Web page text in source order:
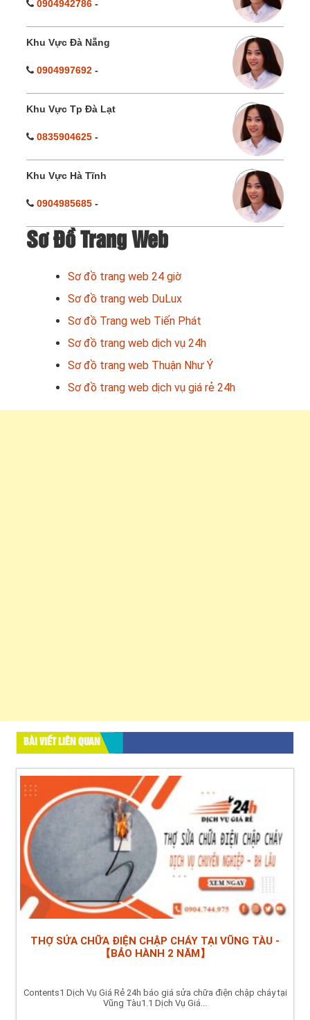
0904942786 -
Khu Vực Đà Nẵng
0904997692 -
Khu Vực Tp Đà Lạt
0835904625 -
Khu Vực Hà Tĩnh
0904985685 -
Sơ Đồ Trang Web
Sơ đồ trang web 24 giờ
Sơ đồ trang web DuLux
Sơ đồ Trang web Tiến Phát
Sơ đồ trang web dịch vụ 24h
Sơ đồ trang web Thuận Như Ý
Sơ đồ trang web dịch vụ giá rẻ 24h
BÀI VIẾT LIÊN QUAN
THỢ SỬA CHỮA ĐIỆN CHẬP CHÁY TẠI VŨNG TÀU -
【BẢO HÀNH 2 NĂM】
Contents1 Dịch Vụ Giá Rẻ 24h báo giá sửa chữa điện chập cháy tại
Vũng Tàu1.1 Dịch Vụ Giá...